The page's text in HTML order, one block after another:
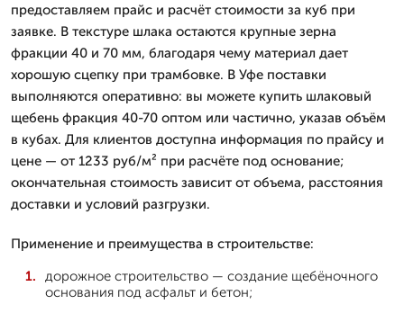
предоставляем прайс и расчёт стоимости за куб при
заявке. В текстуре шлака остаются крупные зерна
фракции 40 и 70 мм, благодаря чему материал дает
хорошую сцепку при трамбовке. В Уфе поставки
выполняются оперативно: вы можете купить шлаковый
щебень фракция 40-70 оптом или частично, указав объём
в кубах. Для клиентов доступна информация по прайсу и
цене — от 1233 руб/м² при расчёте под основание;
окончательная стоимость зависит от объема, расстояния
доставки и условий разгрузки.
Применение и преимущества в строительстве:
дорожное строительство — создание щебёночного
основания под асфальт и бетон;